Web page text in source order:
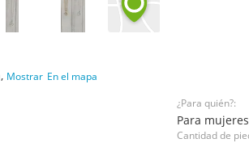
Mostrar En el mapa
¿Para quién?:
Para mujeres
Cantidad de